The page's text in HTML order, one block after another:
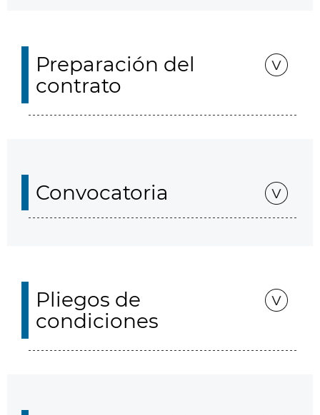
Preparación del
contrato
Convocatoria
Pliegos de
condiciones